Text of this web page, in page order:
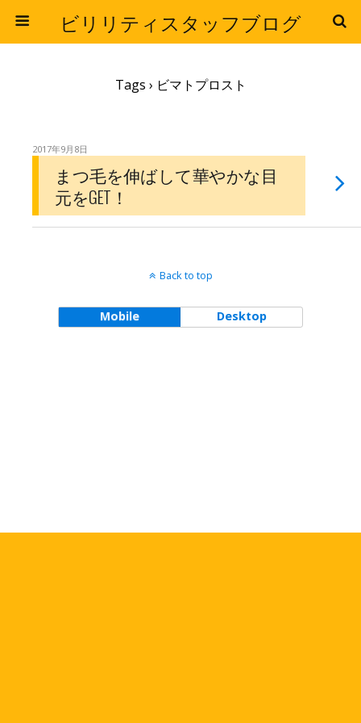
ビリリティスタッフブログ
Tags › ビマトプロスト
2017年9月8日
まつ毛を伸ばして華やかな目
元をGET！
Back to top
Mobile Desktop